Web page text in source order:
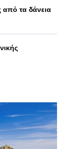
από τα δάνεια